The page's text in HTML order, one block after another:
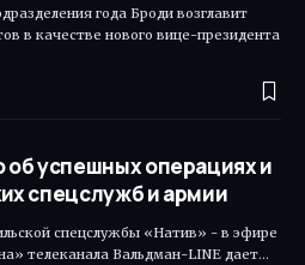
года Броди возглавит
в качестве нового вице-президента
успешных операциях и
спецслужб и армии
спецслужбы «Натив» - в эфире
телеканала Вальдман-LINE дает…